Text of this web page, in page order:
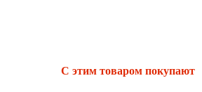
С этим товаром покупают